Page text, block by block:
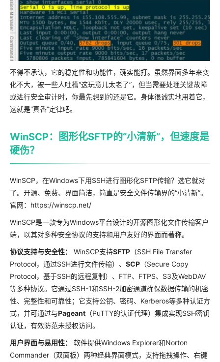
不得不承认，它的稳定性和功能性，确实能打。虽然界面多年来变
化不大，被一些人吐槽“这玩意儿太老了”，但当需要处理关键故障
或进行安全审计时，你最先想到的还是它。身体很诚实地用着它，
这就是“真香”定律吧。
WinSCP：图形化SFTP的“小清新”，但速度是
硬伤？
WinSCP，在Windows下用SSH进行图形化SFTP传输？选它就对
了。开源、免费、界面简洁，简直是安全文件传输界的“小清新”。
官网：https://winscp.net/
WinSCP是一款专为Windows平台设计的开源图形化文件传输客户
端，以其对多种安全协议的支持和用户友好的界面而著称。‌
‌协议支持与安全性：‌ WinSCP支持SFTP （SSH File Transfer
Protocol，通过SSH进行文件传输）、 SCP （Secure Copy
Protocol，基于SSH的远程复制）、FTP、FTPS、S3及WebDAV
等多种协议。它通过SSH-1和SSH-2加密通道确保数据传输的机密
性、完整性和可靠性；它支持公钥、密码、Kerberos等多种认证方
式，并可通过与Pageant （PuTTY的认证代理）集成实现SSH密钥
认证，有效防范未授权访问。‌
‌用户界面与易用性：‌
软件提供Windows Explorer和Norton
Commander（双面板）两种经典界面模式，支持拖拽操作、右键